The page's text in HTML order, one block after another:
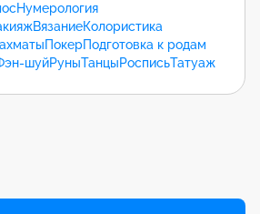
Нумерология
ВязаниеКолористика
ПокерПодготовка к родам
шуйРуныТанцыРосписьТатуаж